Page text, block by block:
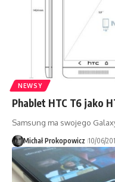
NEWSY
Phablet HTC T6 jako
Samsung ma swojego
Michał Prokopowicz 10/06/